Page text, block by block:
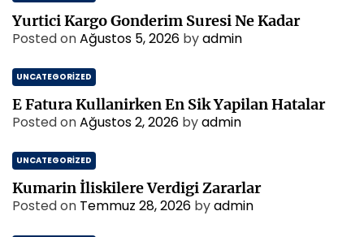
Yurtici Kargo Gonderim Suresi Ne Kadar
Posted onAğustos 5, 2026 byadmin
UNCATEGORIZED
E Fatura Kullanirken En Sik Yapilan Hatalar
Posted onAğustos 2, 2026 byadmin
UNCATEGORIZED
Kumarin İliskilere Verdigi Zararlar
Posted on Temmuz 28, 2026 byadmin